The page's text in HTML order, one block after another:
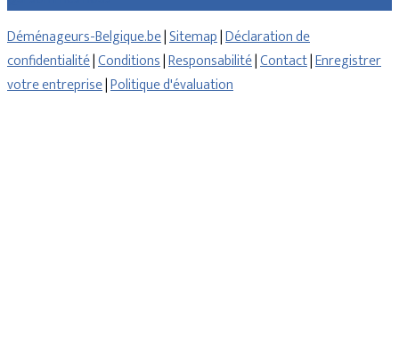
Déménageurs-Belgique.be|Sitemap|Déclaration de
confidentialité|Conditions|Responsabilité|Contact|Enregistrer
votre entreprise|Politique d'évaluation